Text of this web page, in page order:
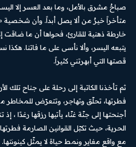
صباحٌ مشرق بالأمل، وما بعد العسر إلا
متأخراً خيرٌ من ألا يصل أبداً. وأن
خارطة ذهنية للقارئ، فحواها أن ما ضاقت
يتبعه اليسر، وألا نأسى على ما فاتنا.
قصتها التي أبهرتني كثيراً.
ثم تأخذنا الكاتبة إلى رحلة على جناح تلك
فطرتها، تحلّق وتهاجر، وتتعرّض للمخاطر
أجنحتها إلى جنّة غنّاء يأتيها رزقها رغدًا ،
الحرية، حيث تكبّل القوانين الصارمة
مع واقعٍ مغاير ونمط حياة لا يمثّل كينونتها.